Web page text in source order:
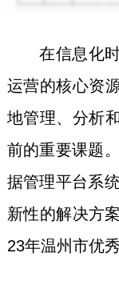
在信息化
运营的核心资
地管理、分析
前的重要课题
据管理平台系
新性的解决方
23年温州市优